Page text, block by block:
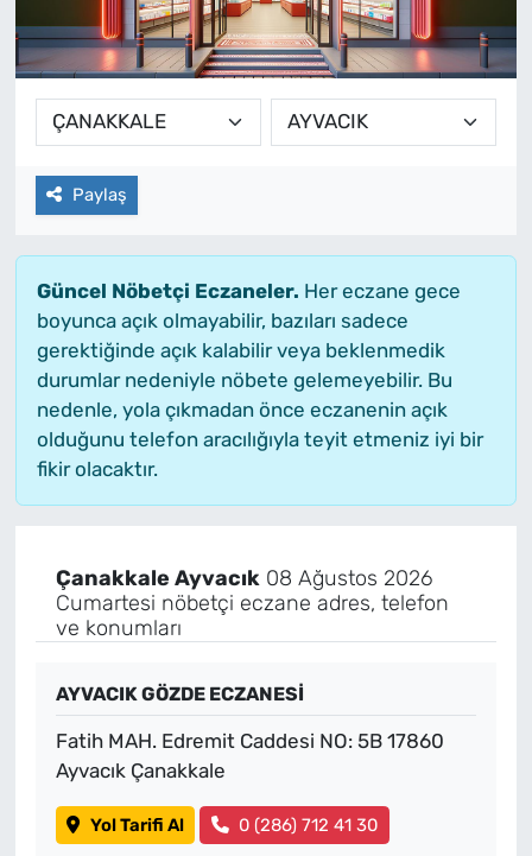
Paylaş
Güncel Nöbetçi Eczaneler. Her eczane gece
boyunca açık olmayabilir, bazıları sadece
gerektiğinde açık kalabilir veya beklenmedik
durumlar nedeniyle nöbete gelemeyebilir. Bu
nedenle, yola çıkmadan önce eczanenin açık
olduğunu telefon aracılığıyla teyit etmeniz iyi bir
fikir olacaktır.
Çanakkale Ayvacık08 Ağustos 2026
Cumartesi nöbetçi eczane adres, telefon
ve konumları
AYVACIK GÖZDE ECZANESİ
Fatih MAH. Edremit Caddesi NO: 5B 17860
Ayvacık Çanakkale
Yol Tarifi Al 0 (286) 712 41 30